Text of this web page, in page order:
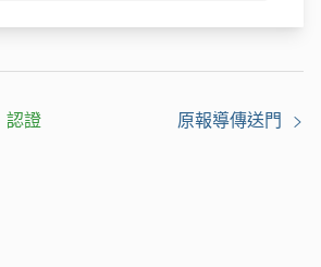
認證 原報導傳送門